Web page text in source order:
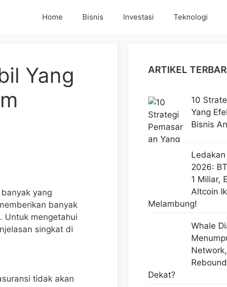
Home Bisnis Investasi Teknologi
Yang
yang
banyak
Untuk mengetahui
singkat di
tidak akan
ARTIKEL
10
Yang
Bisnis
2026:
1 Miliar,
Altcoin
Melambung!
Whale
Dekat?